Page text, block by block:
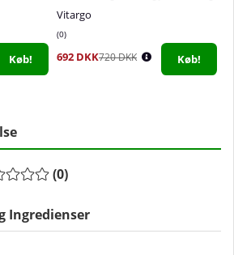
Køb!
Vitargo
0
692 DKK720 DKK Køb!
(0)
Ingredienser